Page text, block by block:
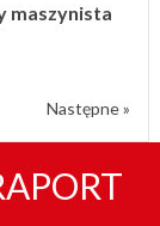
maszynista
Następne »